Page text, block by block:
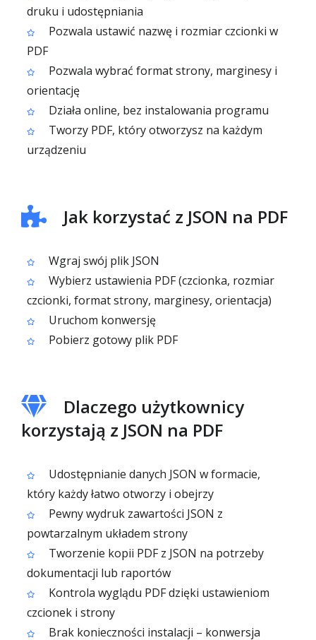
druku i udostępniania
Pozwala ustawić nazwę i rozmiar czcionki w
PDF
Pozwala wybrać format strony, marginesy i
orientację
Działa online, bez instalowania programu
Tworzy PDF, który otworzysz na każdym
urządzeniu
Jak korzystać z JSON na PDF
Wgraj swój plik JSON
Wybierz ustawienia PDF (czcionka, rozmiar
czcionki, format strony, marginesy, orientacja)
Uruchom konwersję
Pobierz gotowy plik PDF
Dlaczego użytkownicy
korzystają z JSON na PDF
Udostępnianie danych JSON w formacie,
który każdy łatwo otworzy i obejrzy
Pewny wydruk zawartości JSON z
powtarzalnym układem strony
Tworzenie kopii PDF z JSON na potrzeby
dokumentacji lub raportów
Kontrola wyglądu PDF dzięki ustawieniom
czcionek i strony
Brak konieczności instalacji – konwersja